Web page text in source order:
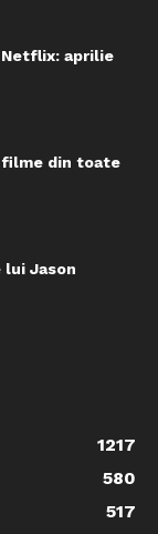
aprilie
filme din toate
lui Jason
1217
580
517